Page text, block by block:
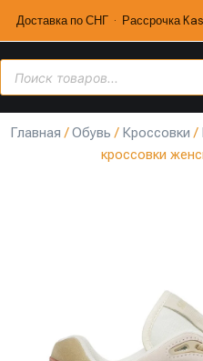
Доставка по СНГ · Рассрочка
Главная /Обувь / Кроссовки /
кроссовки